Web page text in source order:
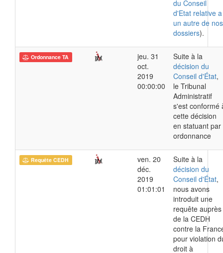
du Conseil
d'Etat relative a
un autre de nos
dossiers).
Ordonnance TA
jeu. 31
oct.
2019
00:00:00
Suite à la
décision du
Conseil d'État,
le Tribunal
Administratif
s'est conformé
cette décision
en statuant par
ordonnance
Requête CEDH
ven. 20
déc.
2019
01:01:01
Suite à la
décision du
Conseil d'État,
nous avons
introduit une
requête auprès
de la CEDH
contre la
pour violation
droit à